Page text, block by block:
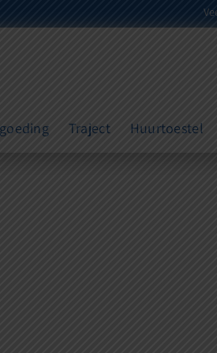
Traject Huurtoestel